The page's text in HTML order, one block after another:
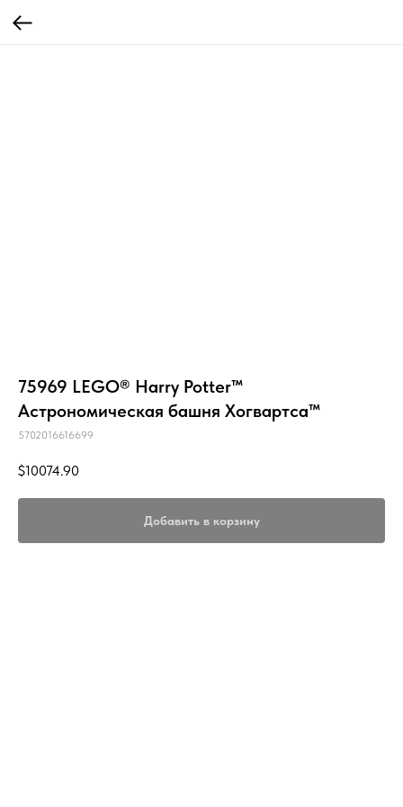
75969 LEGO® Harry Potter™
Астрономическая башня Хогвартса™
5702016616699
$10074.90
Добавить в корзину